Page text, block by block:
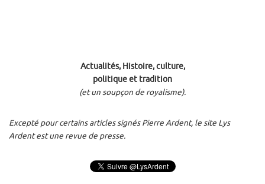
Actualités, Histoire, culture,
politique et tradition
(et un soupçon de royalisme).
Excepté pour certains articles signés Pierre Ardent, le site Lys
Ardent est une revue de presse.